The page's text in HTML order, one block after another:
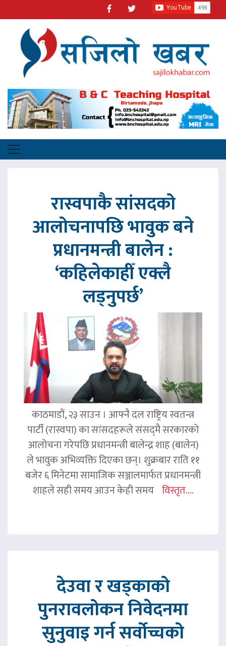
रास्वपाकै सांसदको
आलोचनापछि भावुक बने
प्रधानमन्त्री बालेन :
‘कहिलेकाहीँ एक्लै
लड्नुपर्छ’
काठमाडौं, २३ साउन । आफ्नै दल राष्ट्रिय स्वतन्त्र
पार्टी (रास्वपा) का सांसदहरूले संसद्‌मै सरकारको
आलोचना गरेपछि प्रधानमन्त्री बालेन्द्र शाह (बालेन)
ले भावुक अभिव्यक्ति दिएका छन्। शुक्रबार राति ११
बजेर ६ मिनेटमा सामाजिक सञ्जालमार्फत प्रधानमन्त्री
शाहले सही समय आउन केही समय विस्तृत....
देउवा र खड्काको
पुनरावलोकन निवेदनमा
सुनुवाइ गर्न सर्वोच्चको